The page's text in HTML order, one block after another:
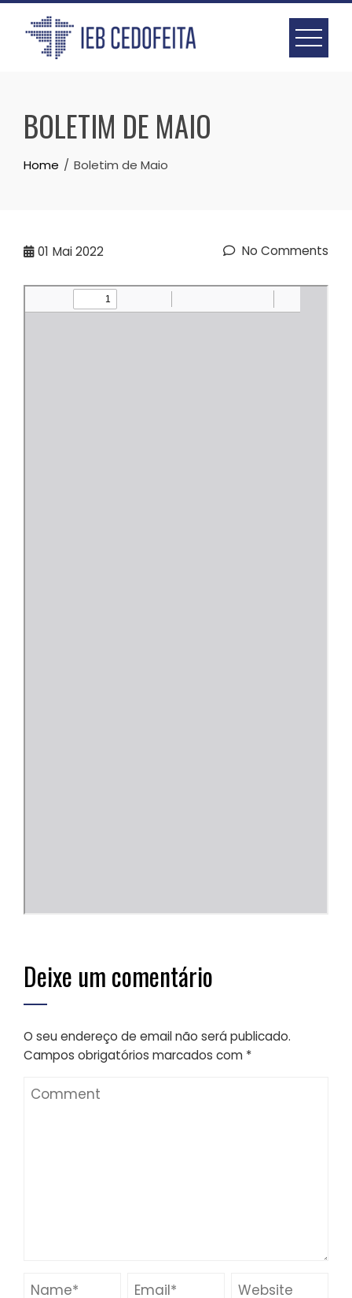
Skip
content
BOLETIM DE MAIO
Home Boletim de Maio
01 Mai 2022 No Comments
Deixe um comentário
O seu endereço de email não será publicado.
Campos obrigatórios marcados com *